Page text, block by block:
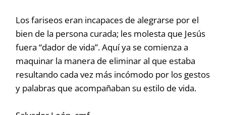
Los fariseos eran incapaces de alegrarse por el
bien de la persona curada; les molesta que Jesús
fuera “dador de vida”. Aquí ya se comienza a
maquinar la manera de eliminar al que estaba
resultando cada vez más incómodo por los gestos
y palabras que acompañaban su estilo de vida.